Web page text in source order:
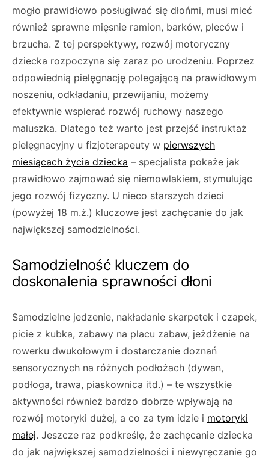
mogło prawidłowo posługiwać się dłońmi, musi mieć
również sprawne mięsnie ramion, barków, pleców i
brzucha. Z tej perspektywy, rozwój motoryczny
dziecka rozpoczyna się zaraz po urodzeniu. Poprzez
odpowiednią pielęgnację polegającą na prawidłowym
noszeniu, odkładaniu, przewijaniu, możemy
efektywnie wspierać rozwój ruchowy naszego
maluszka. Dlatego też warto jest przejść instruktaż
pielęgnacyjny u fizjoterapeuty w pierwszych
miesiącach życia dziecka – specjalista pokaże jak
prawidłowo zajmować się niemowlakiem, stymulując
jego rozwój fizyczny. U nieco starszych dzieci
(powyżej 18 m.ż.) kluczowe jest zachęcanie do jak
największej samodzielności.
Samodzielność kluczem do
doskonalenia sprawności dłoni
Samodzielne jedzenie, nakładanie skarpetek i czapek,
picie z kubka, zabawy na placu zabaw, jeżdżenie na
rowerku dwukołowym i dostarczanie doznań
sensorycznych na różnych podłożach (dywan,
podłoga, trawa, piaskownica itd.) – te wszystkie
aktywności również bardzo dobrze wpływają na
rozwój motoryki dużej, a co za tym idzie i motoryki
małej. Jeszcze raz podkreślę, że zachęcanie dziecka
do jak największej samodzielności i niewyręczanie go